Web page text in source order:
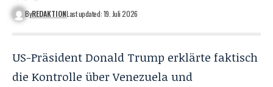
ByREDAKTIONLast updated: 19. Juli 2026
US-Präsident Donald Trump erklärte faktisch
die Kontrolle über Venezuelaund